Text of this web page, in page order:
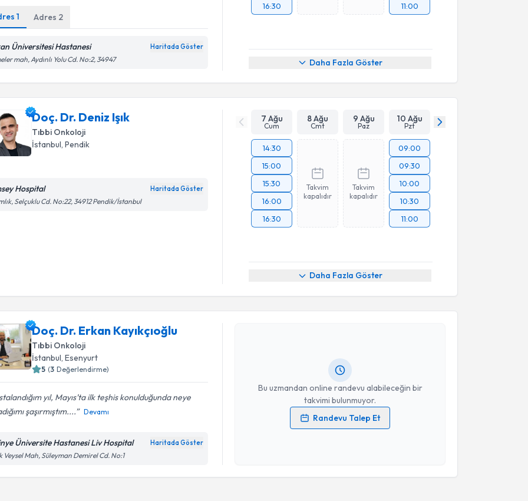
1 Adres 2
Üniversitesi Hastanesi Haritada Göster
mah, Aydınlı Yolu Cd. No:2, 34947
16:30
11:00
Daha Fazla Göster
Doç. Dr. Deniz Işık
Tıbbi Onkoloji
İstanbul, Pendik
Hospital Haritada Göster
Selçuklu Cd. No:22, 34912 Pendik/İstanbul
7 Ağu
Cum
8 Ağu
Cmt
9 Ağu
Paz
10 Ağu
Pzt
14:30
15:00
15:30
16:00
16:30
Takvim
kapalıdır
Takvim
kapalıdır
09:00
09:30
10:00
10:30
11:00
Daha Fazla Göster
Doç. Dr. Erkan Kayıkçıoğlu
Tıbbi Onkoloji
İstanbul , Esenyurt
5 (3 Değerlendirme)
yıl, Mayıs’ta ilk teşhis konulduğunda neye
şaşırmıştım....
Devamı
Üniversite Hastanesi Liv Hospital Haritada Göster
Veysel Mah, Süleyman Demirel Cd. No:1
Bu uzmandan online randevu alabileceğin bir
takvimi bulunmuyor.
Randevu Talep Et
Randevu Takvimi Talebi
Doç. Dr. Erkan Kayıkçıoğlu
Kişisel verilerimin işlenmesine ilişkinAydınlatma Metni